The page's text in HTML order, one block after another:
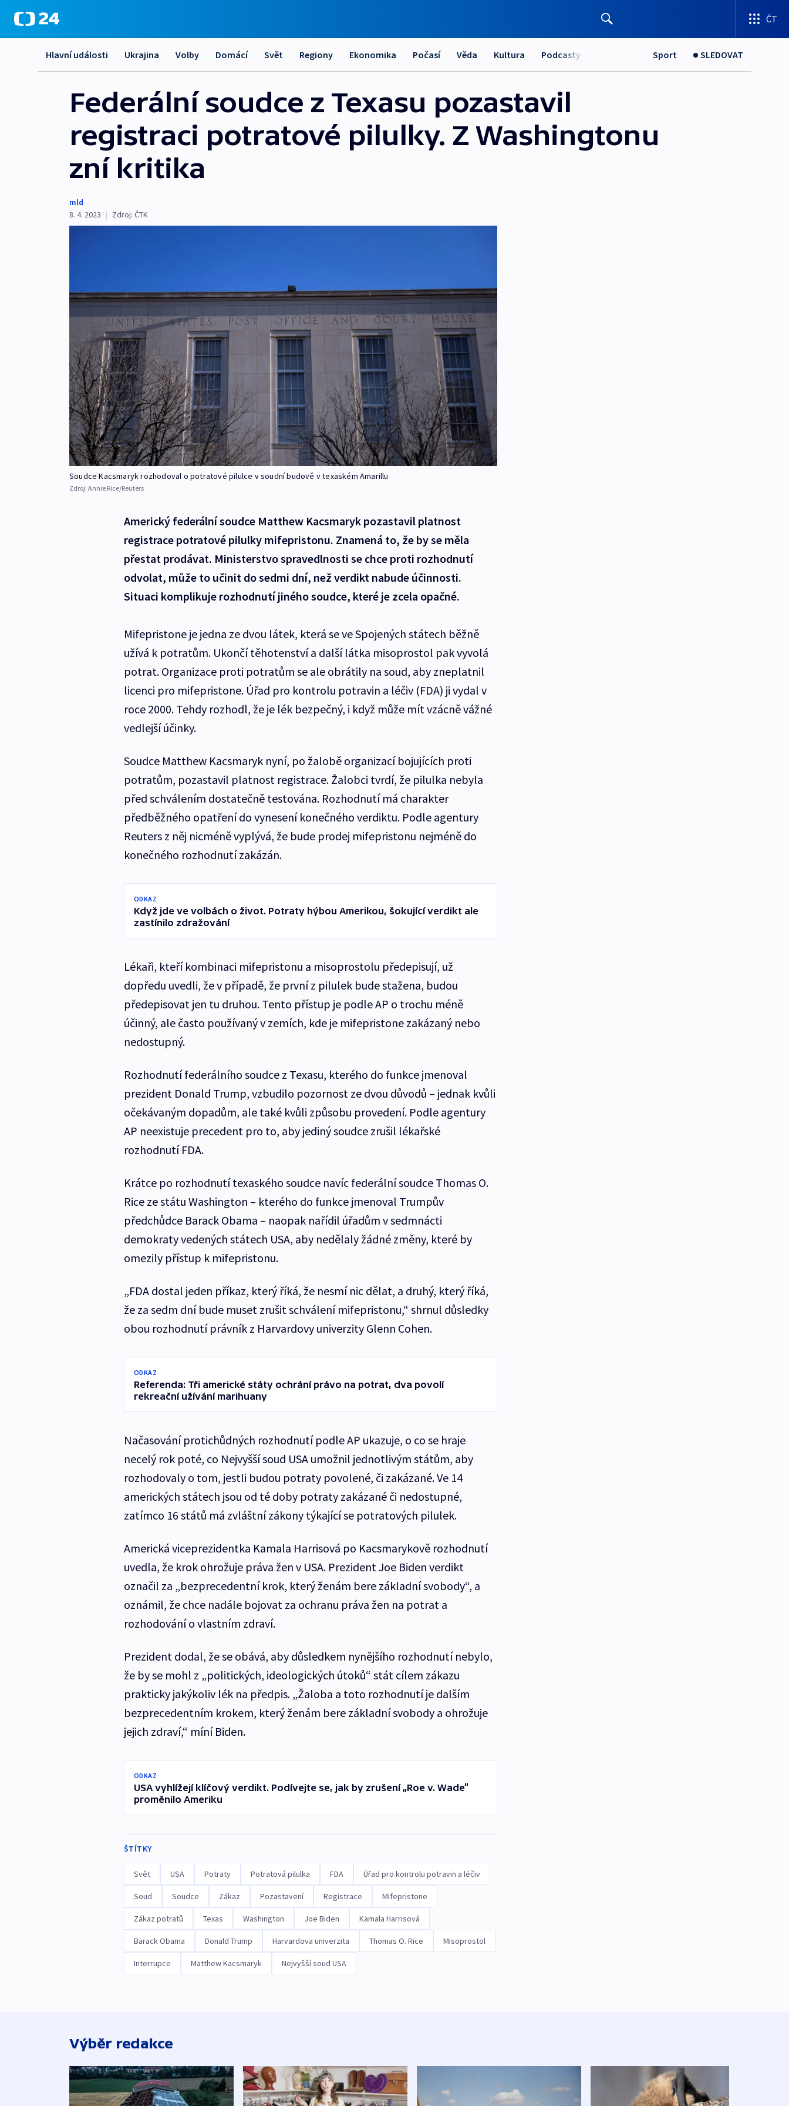
ČT
Hlavní události Ukrajina Volby Domácí Svět Regiony Ekonomika Počasí Věda Kultura Podcasty Sport SLEDOVAT
Federální soudce z Texasu pozastavil
registraci potratové pilulky. Z Washingtonu
zní kritika
mld
8. 4. 2023 | Zdroj: ČTK
Soudce Kacsmaryk rozhodoval o potratové pilulce v soudní budově v texaském Amarillu
Zdroj: Annie Rice/Reuters
Americký federální soudce Matthew Kacsmaryk pozastavil platnost
registrace potratové pilulky mifepristonu. Znamená to, že by se měla
přestat prodávat. Ministerstvo spravedlnosti se chce proti rozhodnutí
odvolat, může to učinit do sedmi dní, než verdikt nabude účinnosti.
Situaci komplikuje rozhodnutí jiného soudce, které je zcela opačné.
Mifepristone je jedna ze dvou látek, která se ve Spojených státech běžně
užívá k potratům. Ukončí těhotenství a další látka misoprostol pak vyvolá
potrat. Organizace proti potratům se ale obrátily na soud, aby zneplatnil
licenci pro mifepristone. Úřad pro kontrolu potravin a léčiv (FDA) ji vydal v
roce 2000. Tehdy rozhodl, že je lék bezpečný, i když může mít vzácně vážné
vedlejší účinky.
Soudce Matthew Kacsmaryk nyní, po žalobě organizací bojujících proti
potratům, pozastavil platnost registrace. Žalobci tvrdí, že pilulka nebyla
před schválením dostatečně testována. Rozhodnutí má charakter
předběžného opatření do vynesení konečného verdiktu. Podle agentury
Reuters z něj nicméně vyplývá, že bude prodej mifepristonu nejméně do
konečného rozhodnutí zakázán.
ODKAZ
Když jde ve volbách o život. Potraty hýbou Amerikou, šokující verdikt ale
zastínilo zdražování
Lékaři, kteří kombinaci mifepristonu a misoprostolu předepisují, už
dopředu uvedli, že v případě, že první z pilulek bude stažena, budou
předepisovat jen tu druhou. Tento přístup je podle AP o trochu méně
účinný, ale často používaný v zemích, kde je mifepristone zakázaný nebo
nedostupný.
Rozhodnutí federálního soudce z Texasu, kterého do funkce jmenoval
prezident Donald Trump, vzbudilo pozornost ze dvou důvodů – jednak kvůli
očekávaným dopadům, ale také kvůli způsobu provedení. Podle agentury
AP neexistuje precedent pro to, aby jediný soudce zrušil lékařské
rozhodnutí FDA.
Krátce po rozhodnutí texaského soudce navíc federální soudce Thomas O.
Rice ze státu Washington – kterého do funkce jmenoval Trumpův
předchůdce Barack Obama – naopak nařídil úřadům v sedmnácti
demokraty vedených státech USA, aby nedělaly žádné změny, které by
omezily přístup k mifepristonu.
„FDA dostal jeden příkaz, který říká, že nesmí nic dělat, a druhý, který říká,
že za sedm dní bude muset zrušit schválení mifepristonu,“ shrnul důsledky
obou rozhodnutí právník z Harvardovy univerzity Glenn Cohen.
ODKAZ
Referenda: Tři americké státy ochrání právo na potrat, dva povolí
rekreační užívání marihuany
Načasování protichůdných rozhodnutí podle AP ukazuje, o co se hraje
necelý rok poté, co Nejvyšší soud USA umožnil jednotlivým státům, aby
rozhodovaly o tom, jestli budou potraty povolené, či zakázané. Ve 14
amerických státech jsou od té doby potraty zakázané či nedostupné,
zatímco 16 států má zvláštní zákony týkající se potratových pilulek.
Americká viceprezidentka Kamala Harrisová po Kacsmarykově rozhodnutí
uvedla, že krok ohrožuje práva žen v USA. Prezident Joe Biden verdikt
označil za „bezprecedentní krok, který ženám bere základní svobody“, a
oznámil, že chce nadále bojovat za ochranu práva žen na potrat a
rozhodování o vlastním zdraví.
Prezident dodal, že se obává, aby důsledkem nynějšího rozhodnutí nebylo,
že by se mohl z „politických, ideologických útoků“ stát cílem zákazu
prakticky jakýkoliv lék na předpis. „Žaloba a toto rozhodnutí je dalším
bezprecedentním krokem, který ženám bere základní svobody a ohrožuje
jejich zdraví,“ míní Biden.
ODKAZ
USA vyhlížejí klíčový verdikt. Podívejte se, jak by zrušení „Roe v. Wade“
proměnilo Ameriku
ŠTÍTKY
Svět USA Potraty Potratová pilulka FDA Úřad pro kontrolu potravin a léčiv
Soud Soudce Zákaz Pozastavení Registrace Mifepristone
Zákaz potratů Texas Washington Joe Biden Kamala Harrisová
Barack Obama Donald Trump Harvardova univerzita Thomas O. Rice Misoprostol
Interrupce Matthew Kacsmaryk Nejvyšší soud USA
Výběr redakce